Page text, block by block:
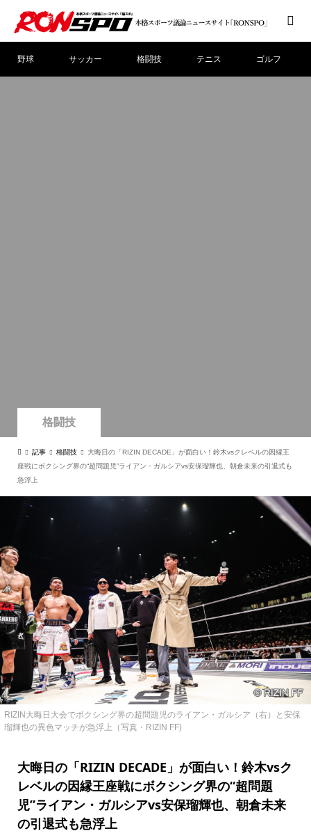
野球 サッカー 格闘技 テニス ゴルフ
格闘技
記事 格闘技
大晦日の「RIZIN DECADE」が面白い！鈴木vsクレベルの因縁王
座戦にボクシング界の“超問題児”ライアン・ガルシアvs安保瑠輝也、朝倉未来の引退式も
急浮上
RIZIN大晦日大会でボクシング界の超問題児のライアン・ガルシア（右）と安保
瑠輝也の異色マッチが急浮上（写真・RIZIN FF)
大晦日の「RIZIN DECADE」が面白い！鈴木vsク
レベルの因縁王座戦にボクシング界の“超問題
児”ライアン・ガルシアvs安保瑠輝也、朝倉未来
の引退式も急浮上